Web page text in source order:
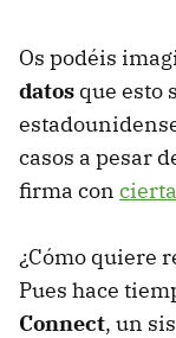
Os podéis
datos que esto
casos a pesar
firma con
¿Cómo quiere
Pues hace
Connect, un